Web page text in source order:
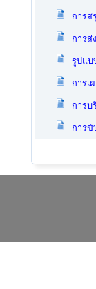
การส
การส่
รูปแบ
การเ
การบ
การขั